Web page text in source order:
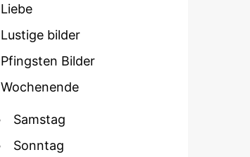
Liebe
Lustige bilder
Pfingsten Bilder
Wochenende
Samstag
Sonntag